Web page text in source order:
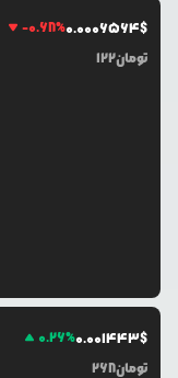
-0.68%0.0006564$
122تومان
0.26%0.001443$
268تومان